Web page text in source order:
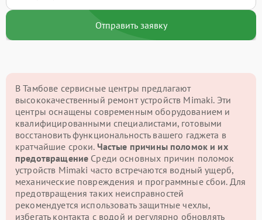
Отправить заявку
В Тамбове сервисные центры предлагают
высококачественный ремонт устройств Mimaki. Эти
центры оснащены современным оборудованием и
квалифицированными специалистами, готовыми
восстановить функциональность вашего гаджета в
кратчайшие сроки. Частые причины поломок и их
предотвращение Среди основных причин поломок
устройств Mimaki часто встречаются водный ущерб,
механические повреждения и программные сбои. Для
предотвращения таких неисправностей
рекомендуется использовать защитные чехлы,
избегать контакта с водой и регулярно обновлять